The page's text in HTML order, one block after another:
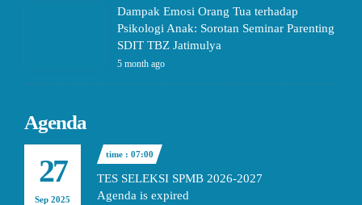
Dampak Emosi Orang Tua terhadap
Psikologi Anak: Sorotan Seminar Parenting
SDIT TBZ Jatimulya
5 month ago
Agenda
27
Sep 2025
time : 07:00
TES SELEKSI SPMB 2026-2027
Agenda is expired